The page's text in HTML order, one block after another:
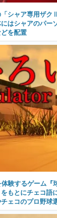
「シャア専用ザ
はシャアのパー
を配置
験するゲーム
もとにチェコ語
ェコのプロ野球